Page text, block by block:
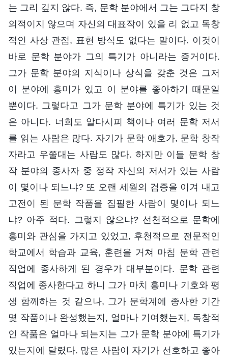
는 그리 깊지 않다. 즉, 문학 분야에서 그는 그다지 창
의적이지 않으며 자신의 대표작이 있을 리 없고 독창
적인 사상 관점, 표현 방식도 없다는 말이다. 이것이
바로 문학 분야가 그의 특기가 아니라는 증거이다.
그가 문학 분야의 지식이나 상식을 갖춘 것은 그저
이 분야에 흥미가 있고 이 분야를 좋아하기 때문일
뿐이다. 그렇다고 그가 문학 분야에 특기가 있는 것
은 아니다. 너희도 알다시피 책이나 여러 문학 저서
를 읽는 사람은 많다. 자기가 문학 애호가, 문학 창작
자라고 우쭐대는 사람도 많다. 하지만 이들 문학 창
작 분야의 종사자 중 정작 자신의 저서가 있는 사람
이 몇이나 되느냐? 또 오랜 세월의 검증을 이겨 내고
고전이 된 문학 작품을 집필한 사람이 몇이나 되느
냐? 아주 적다. 그렇지 않으냐? 선천적으로 문학에
흥미와 관심을 가지고 있었고, 후천적으로 전문적인
학교에서 학습과 교육, 훈련을 거쳐 마침 문학 관련
직업에 종사하게 된 경우가 대부분이다. 문학 관련
직업에 종사한다고 하니 그가 마치 흥미나 기호와 평
생 함께하는 것 같으나, 그가 문학계에 종사한 기간
몇 작품이나 완성했는지, 얼마나 기여했는지, 독창적
인 작품은 얼마나 되는지는 그가 문학 분야에 특기가
있는지에 달렸다. 많은 사람이 자기가 선호하고 좋아